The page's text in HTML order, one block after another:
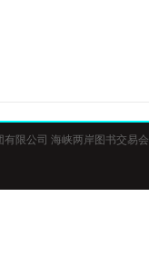
限公司 海峡两岸图书交易会